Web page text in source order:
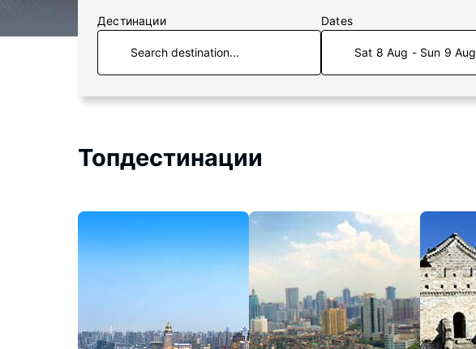
Дестинации Dates
Sat 8 Aug - Sun 9 Aug
Топдестинации